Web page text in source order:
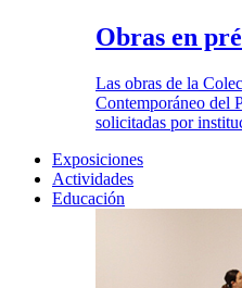
Obras en
Las obras de la
Contemporáneo del
solicitadas por
Exposiciones
Actividades
Educación